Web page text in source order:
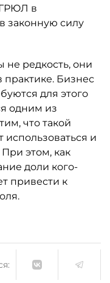
в
законную силу
редкость, они
практике. Бизнес
для этого
одним из
что такой
и
этом, как
доли кого-
привести к